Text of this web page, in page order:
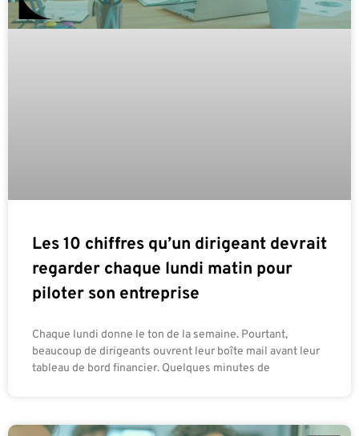
Les 10 chiffres qu’un dirigeant devrait
regarder chaque lundi matin pour
piloter son entreprise
Chaque lundi donne le ton de la semaine. Pourtant,
beaucoup de dirigeants ouvrent leur boîte mail avant leur
tableau de bord financier. Quelques minutes de